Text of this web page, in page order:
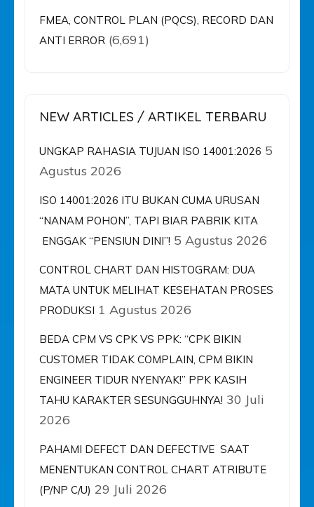
FMEA, CONTROL PLAN (PQCS), RECORD DAN
ANTI ERROR (6,691)
NEW ARTICLES / ARTIKEL TERBARU
UNGKAP RAHASIA TUJUAN ISO 14001:2026 5
Agustus 2026
ISO 14001:2026 ITU BUKAN CUMA URUSAN
“NANAM POHON”, TAPI BIAR PABRIK KITA
ENGGAK “PENSIUN DINI”! 5 Agustus 2026
CONTROL CHART DAN HISTOGRAM: DUA
MATA UNTUK MELIHAT KESEHATAN PROSES
PRODUKSI 1 Agustus 2026
BEDA CPM VS CPK VS PPK: “CPK BIKIN
CUSTOMER TIDAK COMPLAIN, CPM BIKIN
ENGINEER TIDUR NYENYAK!” PPK KASIH
TAHU KARAKTER SESUNGGUHNYA! 30 Juli
2026
PAHAMI DEFECT DAN DEFECTIVE SAAT
MENENTUKAN CONTROL CHART ATRIBUTE
(P/NP C/U) 29 Juli 2026